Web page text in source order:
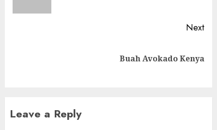
Next
Buah Avokado Kenya
Leave a Reply